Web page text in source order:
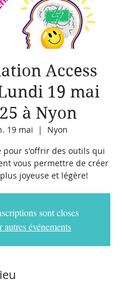
Access
19 mai
à Nyon
19 mai
  |
Nyon
pour s'offrir des outils qui
vous permettre de créer
joyeuse et légère!
sont closes
autres événements